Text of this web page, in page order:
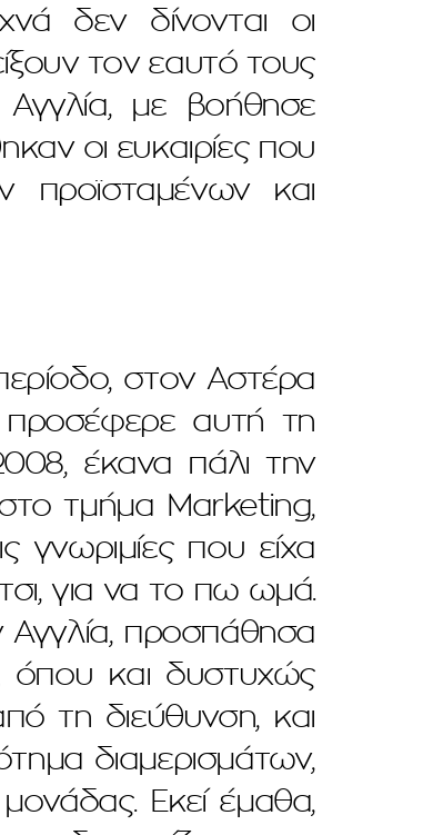
δεν δίνονται οι
τον εαυτό τους
με βοήθησε
οι ευκαιρίες που
και
στον Αστέρα
προσέφερε αυτή τη
έκανα πάλι την
τμήμα Marketing,
γνωριμίες που είχα
για να το πω ωμά.
Αγγλία, προσπάθησα
και δυστυχώς
τη διεύθυνση, και
διαμερισμάτων,
Εκεί έμαθα,